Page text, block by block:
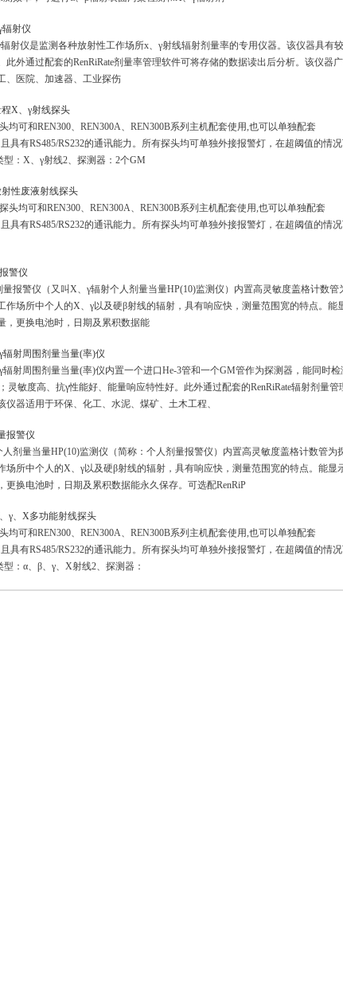
辐射仪
射仪是监测各种放射性工作场所х、γ射线辐射剂量率的专用仪器。该仪器具有
外通过配套的RenRiRate剂量率管理软件可将存储的数据读出后分析。该仪器
、医院、加速器、工业探伤
X、γ射线探头
均可和REN300、REN300A、REN300B系列主机配套使用,也可以单独配套
具有RS485/RS232的通讯能力。所有探头均可单独外接报警灯，在超阈值的情
：X、γ射线2、探测器：2个GM
性废液射线探头
均可和REN300、REN300A、REN300B系列主机配套使用,也可以单独配套
具有RS485/RS232的通讯能力。所有探头均可单独外接报警灯，在超阈值的情
警仪
报警仪（又叫X、γ辐射个人剂量当量HP(10)监测仪）内置高灵敏度盖格计数管
作场所中个人的X、γ以及硬β射线的辐射，具有响应快，测量范围宽的特点。能
，更换电池时，日期及累积数据能
辐射周围剂量当量(率)仪
辐射周围剂量当量(率)仪内置一个进口He-3管和一个GM管作为探测器，能同时检
灵敏度高、抗γ性能好、能量响应特性好。此外通过配套的RenRiRate辐射剂量管
器适用于环保、化工、水泥、煤矿、土木工程、
报警仪
人剂量当量HP(10)监测仪（简称：个人剂量报警仪）内置高灵敏度盖格计数管为
场所中个人的X、γ以及硬β射线的辐射，具有响应快，测量范围宽的特点。能显
换电池时，日期及累积数据能永久保存。可选配RenRiP
γ、X多功能射线探头
均可和REN300、REN300A、REN300B系列主机配套使用,也可以单独配套
具有RS485/RS232的通讯能力。所有探头均可单独外接报警灯，在超阈值的情
：α、β、γ、X射线2、探测器：